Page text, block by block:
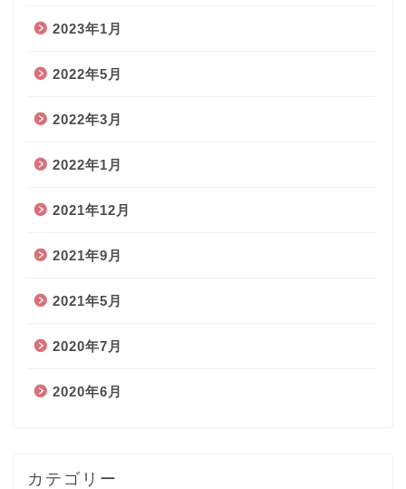
2023年1月
2022年5月
2022年3月
2022年1月
2021年12月
2021年9月
2021年5月
2020年7月
2020年6月
カテゴリー